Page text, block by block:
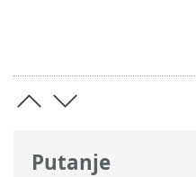
Putanje